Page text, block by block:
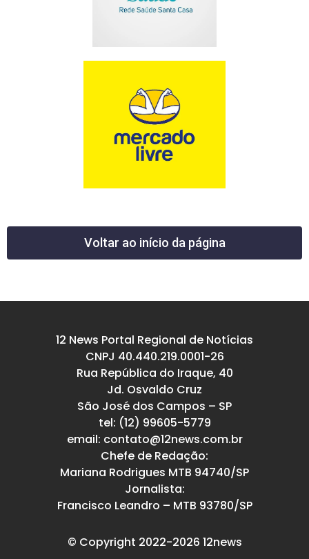
Voltar ao início da página
12 News Portal Regional de Notícias
CNPJ 40.440.219.0001-26
Rua República do Iraque, 40
Jd. Osvaldo Cruz
São José dos Campos – SP
tel: (12) 99605-5779
email: contato@12news.com.br
Chefe de Redação:
Mariana Rodrigues MTB 94740/SP
Jornalista:
Francisco Leandro – MTB 93780/SP
© Copyright 2022-2026 12news